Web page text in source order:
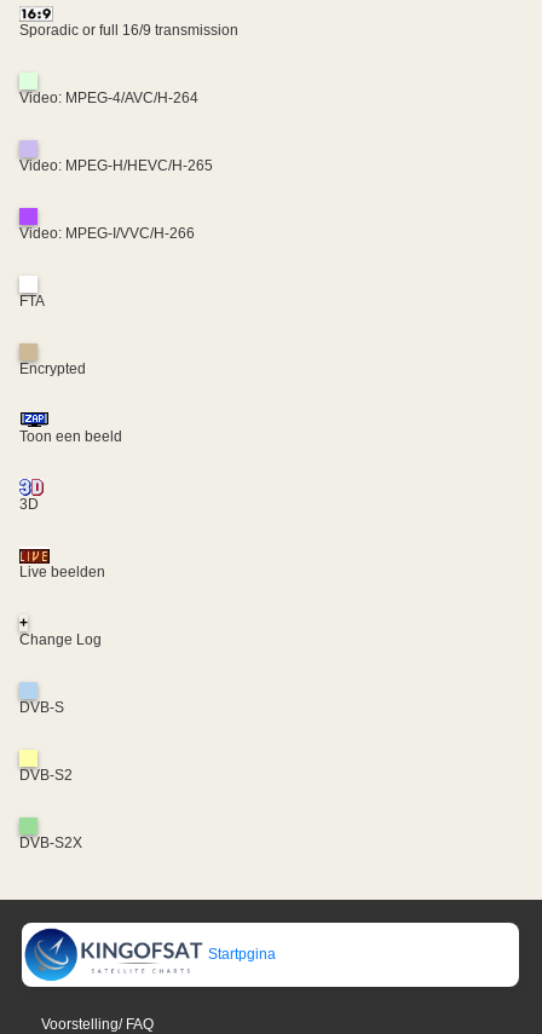
Sporadic or full 16/9 transmission
Video: MPEG-4/AVC/H-264
Video: MPEG-H/HEVC/H-265
Video: MPEG-I/VVC/H-266
FTA
Encrypted
Toon een beeld
3D
Live beelden
+
Change Log
DVB-S
DVB-S2
DVB-S2X
Startpgina
Voorstelling/ FAQ